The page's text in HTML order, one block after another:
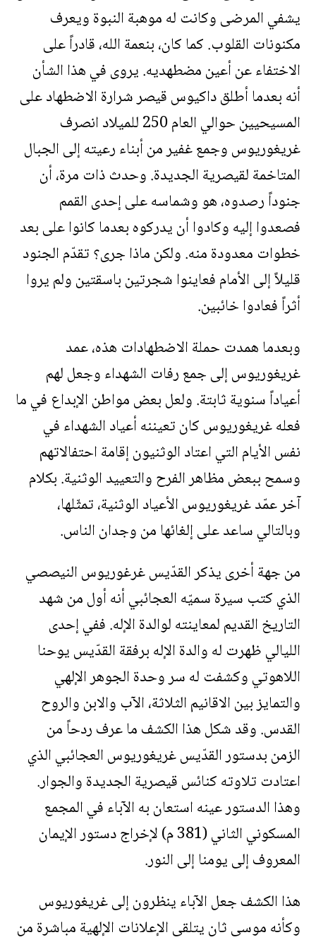
يشفي المرضى وكانت له موهبة النبوة ويعرف
مكنونات القلوب. كما كان، بنعمة الله، قادراً على
الاختفاء عن أعين مضطهديه. يروى في هذا الشأن
أنه بعدما أطلق داكيوس قيصر شرارة الاضطهاد على
المسيحيين حوالي العام 250 للميلاد انصرف
غريغوريوس وجمع غفير من أبناء رعيته إلى الجبال
المتاخمة لقيصرية الجديدة. وحدث ذات مرة، أن
جنوداً رصدوه، هو وشماسه على إحدى القمم
فصعدوا إليه وكادوا أن يدركوه بعدما كانوا على بعد
خطوات معدودة منه. ولكن ماذا جرى؟ تقدّم الجنود
قليلاً إلى الأمام فعاينوا شجرتين باسقتين ولم يروا
أثراً فعادوا خائبين.
وبعدما همدت حملة الاضطهادات هذه، عمد
غريغوريوس إلى جمع رفات الشهداء وجعل لهم
أعياداً سنوية ثابتة. ولعل بعض مواطن الإبداع في ما
فعله غريغوريوس كان تعيننه أعياد الشهداء في
نفس الأيام التي اعتاد الوثنيون إقامة احتفالاتهم
وسمح ببعض مظاهر الفرح والتعييد الوثنية. بكلام
آخر عمّد غريغوريوس الأعياد الوثنية، تمثّلها،
وبالتالي ساعد على إلغائها من وجدان الناس.
من جهة أخرى يذكر القدّيس غرغوريوس النيصصي
الذي كتب سيرة سميّه العجائبي أنه أول من شهد
التاريخ القديم لمعاينته لوالدة الإله. ففي إحدى
الليالي ظهرت له والدة الإله برفقة القدّيس يوحنا
اللاهوتي وكشفت له سر وحدة الجوهر الإلهي
والتمايز بين الاقانيم الثلاثة، الآب والابن والروح
القدس. وقد شكل هذا الكشف ما عرف ردحاً من
الزمن بدستور القدّيس غريغوريوس العجائبي الذي
اعتادت تلاوته كنائس قيصرية الجديدة والجوار.
وهذا الدستور عينه استعان به الآباء في المجمع
المسكوني الثاني (381 م) لإخراج دستور الإيمان
المعروف إلى يومنا إلى النور.
هذا الكشف جعل الآباء ينظرون إلى غريغوريوس
وكأنه موسى ثان يتلقى الإعلانات الإلهية مباشرة من